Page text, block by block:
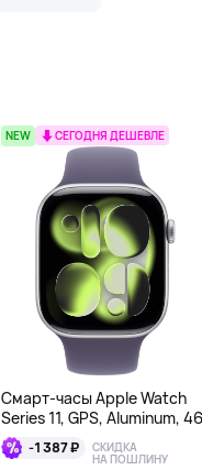
NEW СЕГОДНЯ ДЕШЕВЛЕ
Смарт-часы Apple Watch
Series 11, GPS, Aluminum, 46
мм, серебряный
-1 387 ₽ СКИДКА
НА ПОШЛИНУ